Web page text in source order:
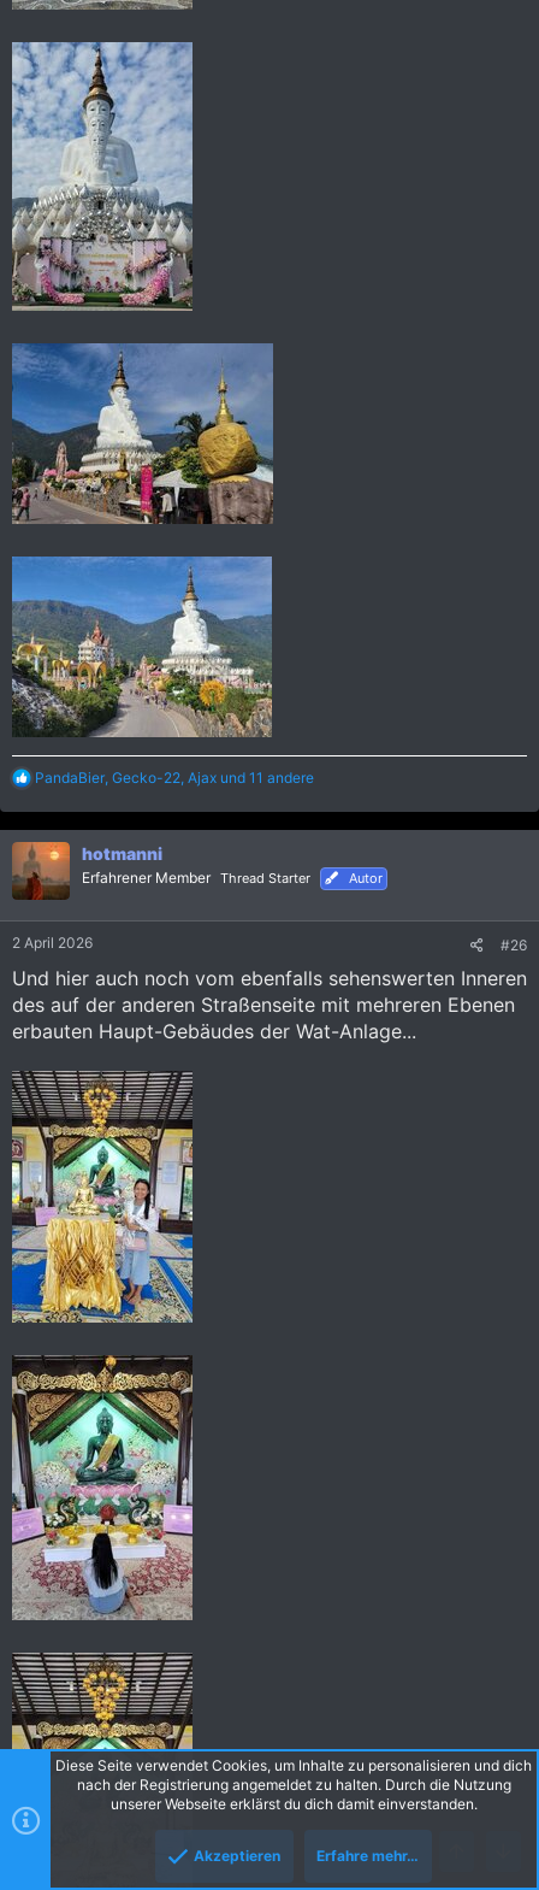
R
a
k
t
i
o
n
PandaBier Gecko-22 Ajax und 11 andere
hotmanni
Erfahrener Member Thread Starter Autor
2 April 2026 #26
Und hier auch noch vom ebenfalls sehenswerten Inneren
des auf der anderen Straßenseite mit mehreren Ebenen
erbauten Haupt-Gebäudes der Wat-Anlage...
Diese Seite verwendet Cookies, um Inhalte zu personalisieren und dich
nach der Registrierung angemeldet zu halten. Durch die Nutzung
unserer Webseite erklärst du dich damit einverstanden.
Akzeptieren Erfahre mehr…